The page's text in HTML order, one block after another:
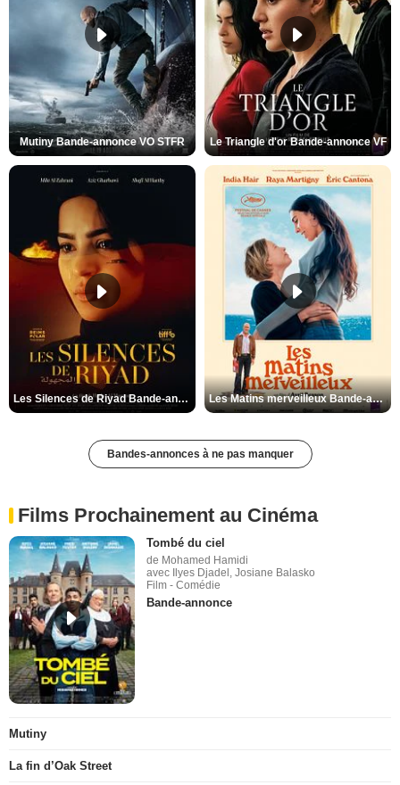
Mutiny Bande-annonce VO STFR Le Triangle d'or Bande-annonce VF
Les Silences de Riyad Bande-annonce VO STFR Les Matins merveilleux Bande-annonce VF
Bandes-annonces à ne pas manquer
Films Prochainement au Cinéma
Tombé du ciel
de Mohamed Hamidi
avec Ilyes Djadel, Josiane Balasko
Film - Comédie
Bande-annonce
Mutiny
La fin d’Oak Street